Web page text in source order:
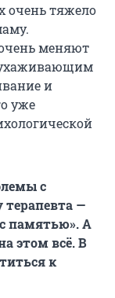
очень тяжело
меняют
ухаживающим
и
уже
с
—
памятью». А
этом всё. В
к